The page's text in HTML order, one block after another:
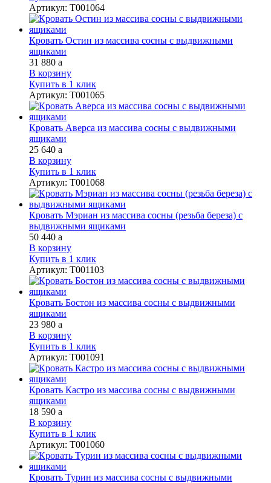
Артикул: Т001064
Кровать Остин из массива сосны с выдвижными
ящиками
31 880 a
В корзину
Купить в 1 клик
Артикул: Т001065
Кровать Аверса из массива сосны с выдвижными
ящиками
25 640 a
В корзину
Купить в 1 клик
Артикул: Т001068
Кровать Мэриан из массива сосны (резьба береза) с
выдвижными ящиками
50 440 a
В корзину
Купить в 1 клик
Артикул: Т001103
Кровать Бостон из массива сосны с выдвижными
ящиками
23 980 a
В корзину
Купить в 1 клик
Артикул: Т001091
Кровать Кастро из массива сосны с выдвижными
ящиками
18 590 a
В корзину
Купить в 1 клик
Артикул: Т001060
Кровать Турин из массива сосны с выдвижными